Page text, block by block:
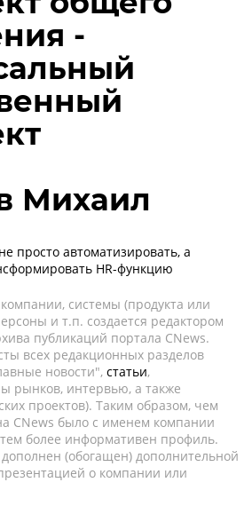
-
Михаил
просто автоматизировать, а
HR-функцию
системы (продукта или
и т.п. создается редактором
публикаций портала CNews.
всех редакционных разделов
новости", статьи,
рынков, интервью, а также
проектов). Таким образом, чем
CNews было с именем компании
тем более информативен профиль.
(обогащен) дополнительной
о компании или